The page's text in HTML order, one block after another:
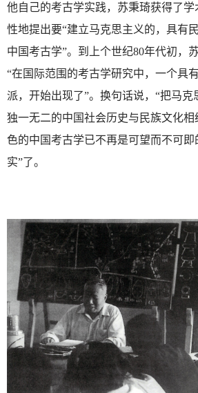
他自己的考古学实践，苏秉琦获得了学
性地提出要“建立马克思主义的，具有
中国考古学”。到上个世纪80年代初，
“在国际范围的考古学研究中，一个具
派，开始出现了”。换句话说，“把马克
独一无二的中国社会历史与民族文化
色的中国考古学已不再是可望而不可
实”了。